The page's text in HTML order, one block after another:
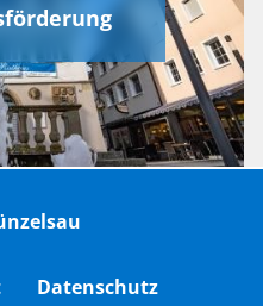
Datenschutz